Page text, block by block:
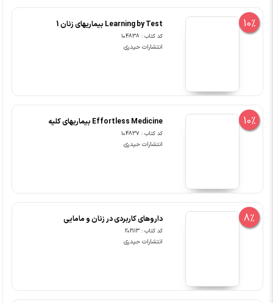
10% Learning by Test بیماریهای زنان 1
کد کتاب : 104838
انتشارات حیدری
10% Effortless Medicine بیماریهای کلیه
کد کتاب : 104837
انتشارات حیدری
8% داروهای کاربردی در زنان و مامایی
کد کتاب : 202113
انتشارات حیدری